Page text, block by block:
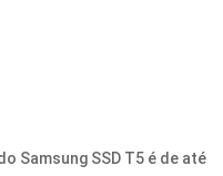
Samsung SSD T5 é de até